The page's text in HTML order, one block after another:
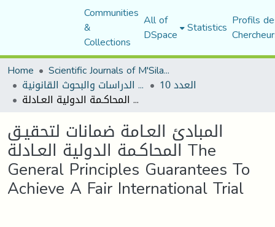
Communities
&
Collections
All of
DSpace Statistics Profils
Home
Scientific Journals of M'Sila University
مجلة الدراسات والبحوث القانونية العدد 10
المبادئ العـامة ضمانات لتحقيـق المحاكـمة الدولية العـادلة The General Principles Guarantees To Achieve A Fair International Trial
المبادئ العـامة ضمانات لتحقيـق
المحاكـمة الدولية العـادلة The
General Principles Guarantees To
Achieve A Fair International Trial